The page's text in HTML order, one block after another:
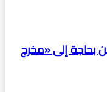
بحاجة إلى «مخرج